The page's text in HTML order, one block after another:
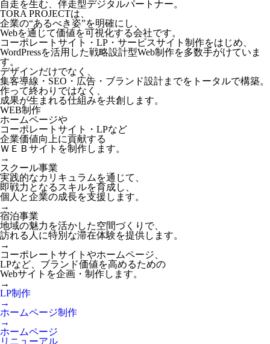
自走を生む、伴走型デジタルパートナー。
TORA PROJECTは、
企業の“あるべき姿”を明確にし、
Webを通じて価値を可視化する会社です。
コーポレートサイト・LP・サービスサイト制作をはじめ、
WordPressを活用した戦略設計型Web制作を多数手がけていま
す。
デザインだけでなく、
集客導線・SEO・広告・ブランド設計までをトータルで構築。
作って終わりではなく、
成果が生まれる仕組みを共創します。
WEB制作
ホームページや
コーポレートサイト・LPなど
企業価値向上に貢献する
ＷＥＢサイトを制作します。
→
スクール事業
実践的なカリキュラムを通じて、
即戦力となるスキルを育成し、
個人と企業の成長を支援します。
→
宿泊事業
地域の魅力を活かした空間づくりで、
訪れる人に特別な滞在体験を提供します。
→
コーポレートサイトやホームページ、
LPなど、ブランド価値を高めるための
Webサイトを企画・制作します。
→
LP制作
→
ホームページ制作
→
ホームページ
リニューアル